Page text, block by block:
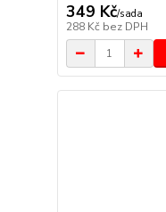
349 Kč/sada
288 Kč bez DPH